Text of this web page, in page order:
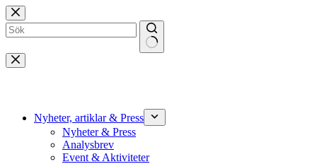
Hoppa
till
innehåll
Inga
resultat
Nyheter, artiklar & Press
Nyheter & Press
Analysbrev
Event & Aktiviteter